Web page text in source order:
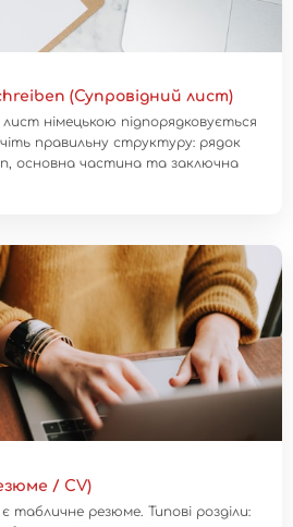
(Супровідний лист)
німецькою підпорядковується
правильну структуру: рядок
основна частина та заключна
/ CV)
табличне резюме. Типові розділи: